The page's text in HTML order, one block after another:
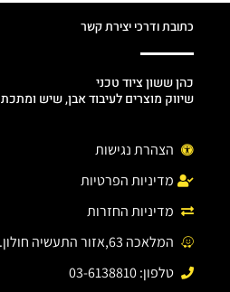
כתובת ודרכי יצירת קשר
כהן ששון ציוד טכני
שיווק מוצרים לעיבוד אבן, שיש ומתכת
הצהרת נגישות
מדיניות הפרטיות
מדיניות החזרות
המלאכה 63,אזור התעשיה חולון.
טלפון: 03-6138810